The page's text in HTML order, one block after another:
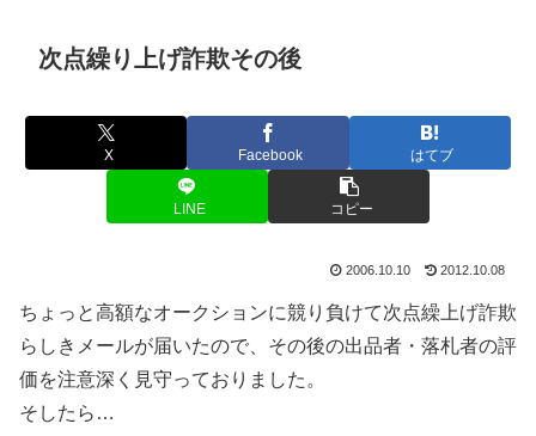
次点繰り上げ詐欺その後
X Facebook はてブ
LINE コピー
2006.10.10 2012.10.08
ちょっと高額なオークションに競り負けて次点繰上げ詐欺
らしきメールが届いたので、その後の出品者・落札者の評
価を注意深く見守っておりました。
そしたら…